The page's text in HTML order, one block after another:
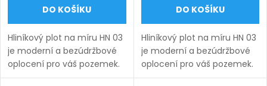
DO KOŠÍKU
Hliníkový plot na míru HN 03
je moderní a bezúdržbové
oplocení pro váš pozemek.
Vyrábíme ho v rozsahu
DO KOŠÍKU
Hliníkový plot na míru HN 03
je moderní a bezúdržbové
oplocení pro váš pozemek.
Vyrábíme ho v rozsahu